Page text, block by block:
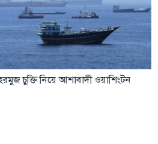
নাইজেরিয়ায় বন্দুকধারীদের